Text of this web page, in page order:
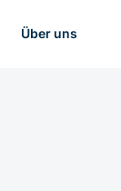
Über uns